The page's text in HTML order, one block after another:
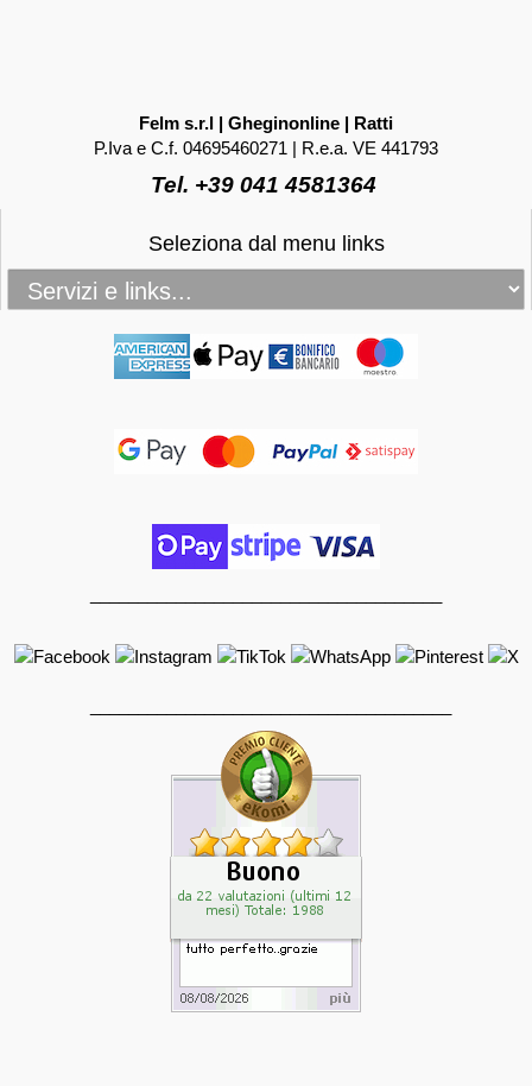
Felm s.r.l | Gheginonline | Ratti
P.Iva e C.f. 04695460271 | R.e.a. VE 441793
Tel. +39 041 4581364
Seleziona dal menu links